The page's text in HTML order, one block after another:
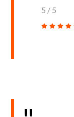
5 / 5